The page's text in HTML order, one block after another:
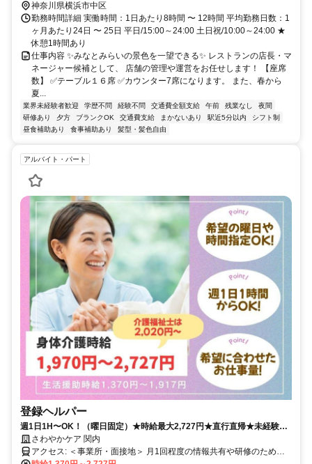
神奈川県横浜市中区
勤務時間詳細 実働時間：1日あたり8時間 〜 12時間 平均勤務日数：1
ヶ月あたり24日 〜 25日 平日/15:00～24:00 土日祝/10:00～24:00 ★
休憩1時間あり
仕事内容 ✨みなとみらいの景色を一望できる✨ レストランの店長・マ
ネージャー候補として、 店舗の管理や運営をお任せします！ 【座席
数】 ✅テーブル１６席 ✅カウンター7席になります。 また、春から
夏...
業界未経験者歓迎 学歴不問 経験不問 交通費全額支給 午前 残業なし
夜間
研修あり
夕方 ブランクOK 交通費支給 まかないあり 駅近5分以内
シフト制
昼食補助あり
食事補助あり 髪型・髪色自由
アルバイト・パート
登録ヘルパー
週1日1H〜OK！（曜日固定）★時給最大2,727円★直行直帰★未経験可
★祝い金あり★自分らしく輝ける登録ヘルパー
さわやかケア 関内
アクセス: ＜事業所・面接地＞ 月1回程度の情報共有や研修のため、